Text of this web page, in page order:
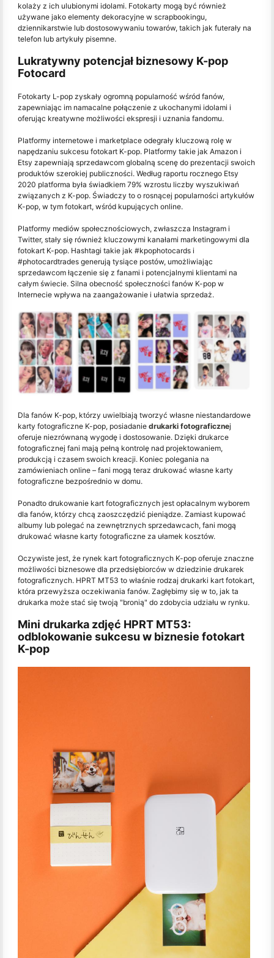
kolaży z ich ulubionymi idolami. Fotokarty mogą być również
używane jako elementy dekoracyjne w scrapbookingu,
dziennikarstwie lub dostosowywaniu towarów, takich jak futerały na
telefon lub artykuły pisemne.
Lukratywny potencjał biznesowy K-pop
Fotocard
Fotokarty L-pop zyskały ogromną popularność wśród fanów,
zapewniając im namacalne połączenie z ukochanymi idolami i
oferując kreatywne możliwości ekspresji i uznania fandomu.
Platformy internetowe i marketplace odegrały kluczową rolę w
napędzaniu sukcesu fotokart K-pop. Platformy takie jak Amazon i
Etsy zapewniają sprzedawcom globalną scenę do prezentacji swoich
produktów szerokiej publiczności. Według raportu rocznego Etsy
2020 platforma była świadkiem 79% wzrostu liczby wyszukiwań
związanych z K-pop. Świadczy to o rosnącej popularności artykułów
K-pop, w tym fotokart, wśród kupujących online.
Platformy mediów społecznościowych, zwłaszcza Instagram i
Twitter, stały się również kluczowymi kanałami marketingowymi dla
fotokart K-pop. Hashtagi takie jak #kpophotocards i
#photocardtrades generują tysiące postów, umożliwiając
sprzedawcom łączenie się z fanami i potencjalnymi klientami na
całym świecie. Silna obecność społeczności fanów K-pop w
Internecie wpływa na zaangażowanie i ułatwia sprzedaż.
Dla fanów K-pop, którzy uwielbiają tworzyć własne niestandardowe
karty fotograficzne K-pop, posiadanie drukarki fotograficznej
oferuje niezrównaną wygodę i dostosowanie. Dzięki drukarce
fotograficznej fani mają pełną kontrolę nad projektowaniem,
produkcją i czasem swoich kreacji. Koniec polegania na
zamówieniach online – fani mogą teraz drukować własne karty
fotograficzne bezpośrednio w domu.
Ponadto drukowanie kart fotograficznych jest opłacalnym wyborem
dla fanów, którzy chcą zaoszczędzić pieniądze. Zamiast kupować
albumy lub polegać na zewnętrznych sprzedawcach, fani mogą
drukować własne karty fotograficzne za ułamek kosztów.
Oczywiste jest, że rynek kart fotograficznych K-pop oferuje znaczne
możliwości biznesowe dla przedsiębiorców w dziedzinie drukarek
fotograficznych. HPRT MT53 to właśnie rodzaj drukarki kart fotokart,
która przewyższa oczekiwania fanów. Zagłębimy się w to, jak ta
drukarka może stać się twoją "bronią" do zdobycia udziału w rynku.
Mini drukarka zdjęć HPRT MT53:
odblokowanie sukcesu w biznesie fotokart
K-pop